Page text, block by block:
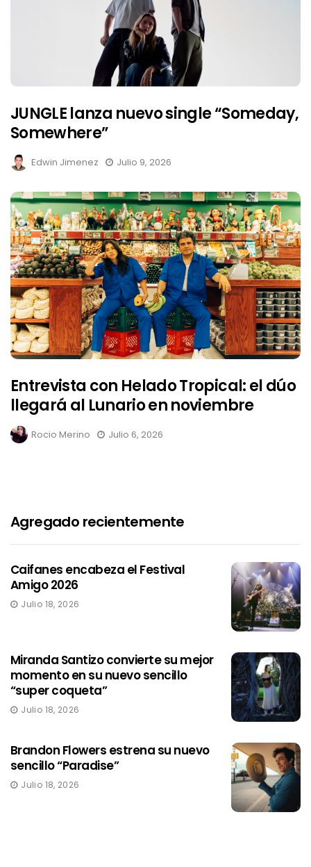
JUNGLE lanza nuevo single “Someday,
Somewhere”
Edwin Jimenez Julio 9, 2026
Entrevista con Helado Tropical: el dúo
llegará al Lunario en noviembre
Rocio Merino Julio 6, 2026
Agregado recientemente
Caifanes encabeza el Festival
Amigo 2026
Julio 18, 2026
Miranda Santizo convierte su mejor
momento en su nuevo sencillo
“super coqueta”
Julio 18, 2026
Brandon Flowers estrena su nuevo
sencillo “Paradise”
Julio 18, 2026